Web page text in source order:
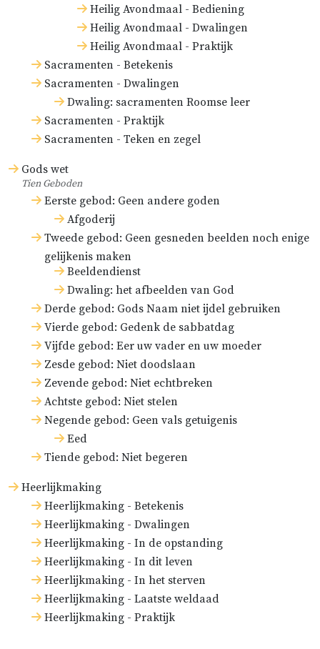
Heilig Avondmaal - Bediening
Heilig Avondmaal - Dwalingen
Heilig Avondmaal - Praktijk
Sacramenten - Betekenis
Sacramenten - Dwalingen
Dwaling: sacramenten Roomse leer
Sacramenten - Praktijk
Sacramenten - Teken en zegel
Gods wet
Tien Geboden
Eerste gebod: Geen andere goden
Afgoderij
Tweede gebod: Geen gesneden beelden noch enige
gelijkenis maken
Beeldendienst
Dwaling: het afbeelden van God
Derde gebod: Gods Naam niet ijdel gebruiken
Vierde gebod: Gedenk de sabbatdag
Vijfde gebod: Eer uw vader en uw moeder
Zesde gebod: Niet doodslaan
Zevende gebod: Niet echtbreken
Achtste gebod: Niet stelen
Negende gebod: Geen vals getuigenis
Eed
Tiende gebod: Niet begeren
Heerlijkmaking
Heerlijkmaking - Betekenis
Heerlijkmaking - Dwalingen
Heerlijkmaking - In de opstanding
Heerlijkmaking - In dit leven
Heerlijkmaking - In het sterven
Heerlijkmaking - Laatste weldaad
Heerlijkmaking - Praktijk